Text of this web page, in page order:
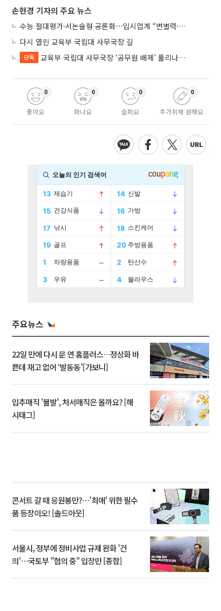
손현경 기자의 주요 뉴스
수능 절대평가·서논술형 공론화⋯입시업계 “변별력·사교육 대책 먼저”
다시 열린 교육부 국립대 사무국장 길
단독 교육부 국립대 사무국장 ‘공무원 배제’ 풀리나…응시자격 다시 열렸다
좋아요
0
화나요
0
슬퍼요
0
추가취재 원해요
0
주요뉴스
22일 만에 다시 문 연 홈플러스…정상화 바
쁜데 재고 없어 ‘발동동’[가보니]
입추매직 '불발', 처서매직은 올까요? [해
시태그]
콘서트 갈 때 응원봉만?⋯'최애' 위한 필수
품 등장이오! [솔드아웃]
서울시, 정부에 정비사업 규제 완화 '건
의'⋯국토부 "협의 중" 입장만 [종합]